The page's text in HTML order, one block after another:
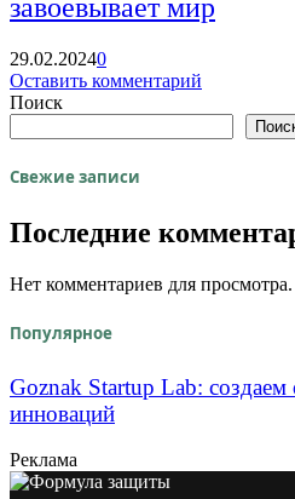
завоевывает мир
29.02.20240
Оставить комментарий
Поиск
Свежие записи
Последние
Нет комментариев для просмотра.
Популярное
Goznak Startup Lab:
инноваций
Реклама